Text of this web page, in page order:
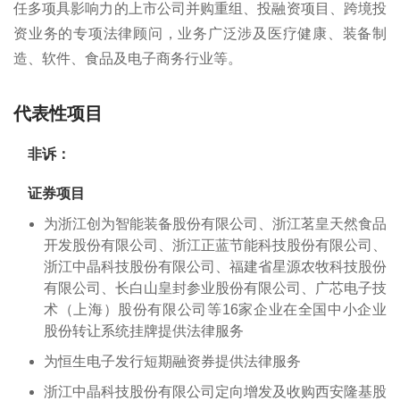
任多项具影响力的上市公司并购重组、投融资项目、跨境投
资业务的专项法律顾问，业务广泛涉及医疗健康、装备制
造、软件、食品及电子商务行业等。
代表性项目
非诉：
证券项目
为浙江创为智能装备股份有限公司、浙江茗皇天然食品
开发股份有限公司、浙江正蓝节能科技股份有限公司、
浙江中晶科技股份有限公司、福建省星源农牧科技股份
有限公司、长白山皇封参业股份有限公司、广芯电子技
术（上海）股份有限公司等16家企业在全国中小企业
股份转让系统挂牌提供法律服务
为恒生电子发行短期融资券提供法律服务
浙江中晶科技股份有限公司定向增发及收购西安隆基股